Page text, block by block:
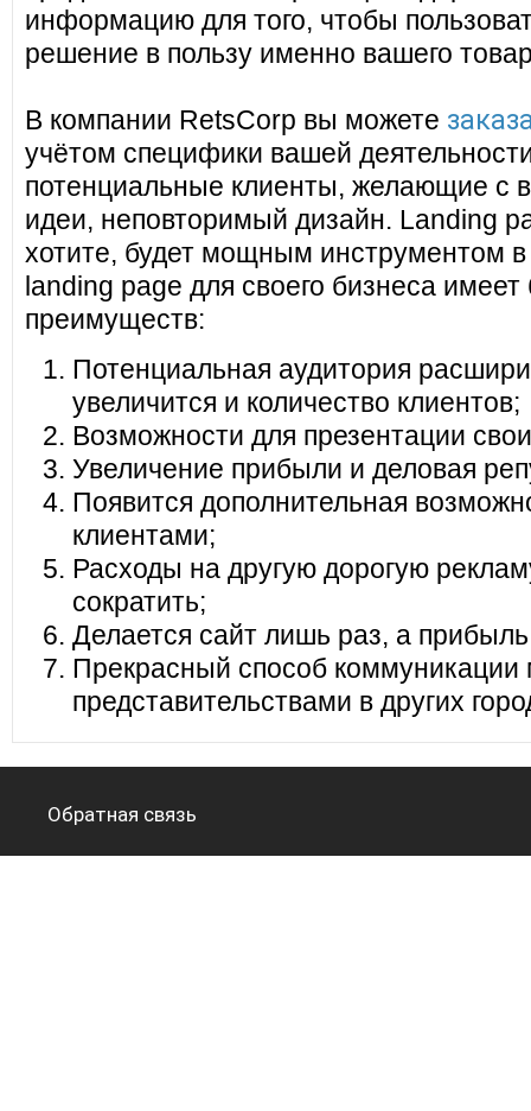
информацию для того, чтобы
решение в пользу именно вашего
В компании RetsCorp вы можете
учётом специфики вашей
потенциальные клиенты, желающие с
идеи, неповторимый дизайн. Landing
хотите, будет мощным инструментом
landing page для своего бизнеса
преимуществ:
Потенциальная аудитория
увеличится и количество клиентов;
Возможности для презентации
Увеличение прибыли и деловая
Появится дополнительная
клиентами;
Расходы на другую дорогую
сократить;
Делается сайт лишь раз, а
Прекрасный способ коммуникации
представительствами в других
Обратная связь